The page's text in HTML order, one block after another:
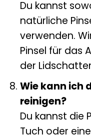
Du kannst
natürliche
verwenden.
Pinsel für das
der
Wie kann ich
reinigen?
Du kannst die
Tuch oder